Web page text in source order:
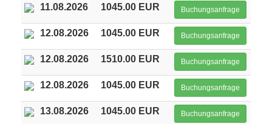
11.08.2026 1045.00 EUR Buchungsanfrage
12.08.2026 1045.00 EUR Buchungsanfrage
12.08.2026 1510.00 EUR Buchungsanfrage
12.08.2026 1045.00 EUR Buchungsanfrage
13.08.2026 1045.00 EUR Buchungsanfrage